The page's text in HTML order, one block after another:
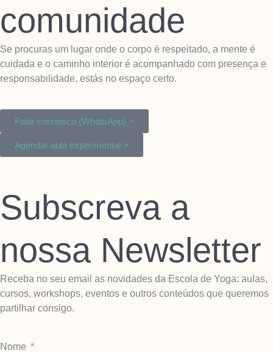
comunidade
Se procuras um lugar onde o corpo é respeitado, a mente é
cuidada e o caminho interior é acompanhado com presença e
responsabilidade, estás no espaço certo.
Falar connosco (WhatsApp) >
Agendar aula experimental >
Subscreva a
nossa Newsletter
Receba no seu email as novidades da Escola de Yoga: aulas,
cursos, workshops, eventos e outros conteúdos que queremos
partilhar consigo.
Nome